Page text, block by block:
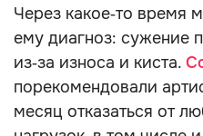
Через какое‑то время
ему диагноз: сужение
из‑за износа и киста.
порекомендовали
месяц отказаться от